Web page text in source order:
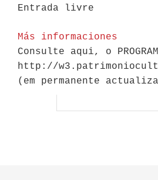
Entrada livre
Más informaciones
Consulte aqui, o
http://
(em permanente